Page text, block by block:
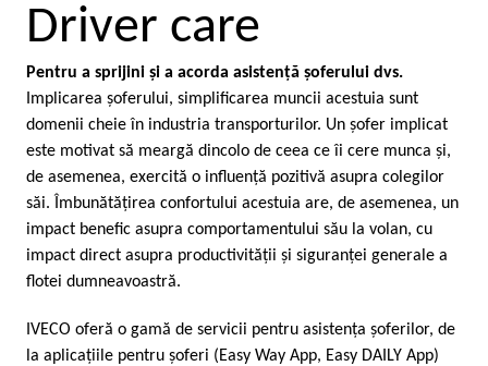
Driver care
Pentru a sprijini şi a acorda asistenţă şoferului dvs.
Implicarea şoferului, simplificarea muncii acestuia sunt
domenii cheie în industria transporturilor. Un şofer implicat
este motivat să meargă dincolo de ceea ce îi cere munca şi,
de asemenea, exercită o influenţă pozitivă asupra colegilor
săi. Îmbunătăţirea confortului acestuia are, de asemenea, un
impact benefic asupra comportamentului său la volan, cu
impact direct asupra productivităţii şi siguranţei generale a
flotei dumneavoastră.
IVECO oferă o gamă de servicii pentru asistenţa şoferilor, de
la aplicaţiile pentru şoferi (Easy Way App, Easy DAILY App)